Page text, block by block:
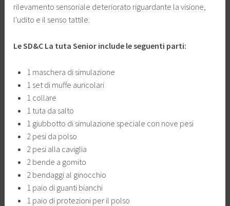
rilevamento sensoriale deteriorato riguardante la visione,
l'udito e il senso tattile.
Le SD&C La tuta Senior include le seguenti parti:
1 maschera di simulazione
1 set di muffe auricolari
1 collare
1 tuta da salto
1 giubbotto di simulazione speciale con nove pesi
2 pesi da polso
2 pesi alla caviglia
2 bende a gomito
2 bendaggi al ginocchio
1 paio di guanti bianchi
1 paio di protezioni per il polso